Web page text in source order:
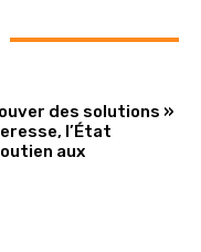
des solutions »
l’État
aux